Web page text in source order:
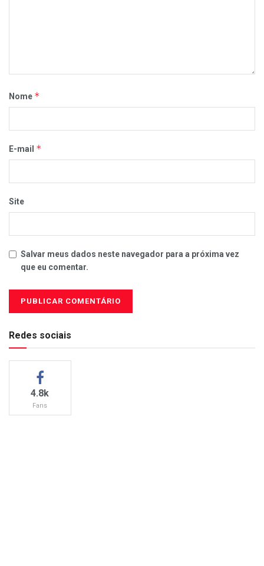
Nome *
E-mail *
Site
Salvar meus dados neste navegador para a próxima vez
que eu comentar.
Redes sociais
4.8k
Fans